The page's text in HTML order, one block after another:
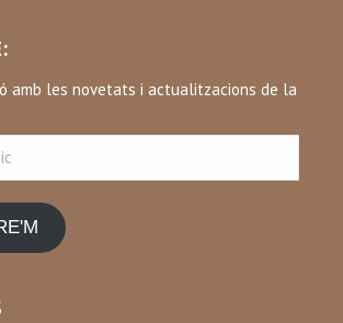
amb les novetats i actualitzacions de la